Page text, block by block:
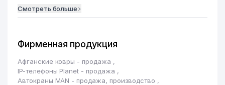
Смотреть больше
Фирменная продукция
Афганские ковры - продажа ,
IP-телефоны Planet - продажа ,
Автокраны MAN - продажа, производство ,